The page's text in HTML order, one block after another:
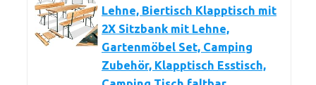
Lehne, Biertisch Klapptisch mit
2X Sitzbank mit Lehne,
Gartenmöbel Set, Camping
Zubehör, Klapptisch Esstisch,